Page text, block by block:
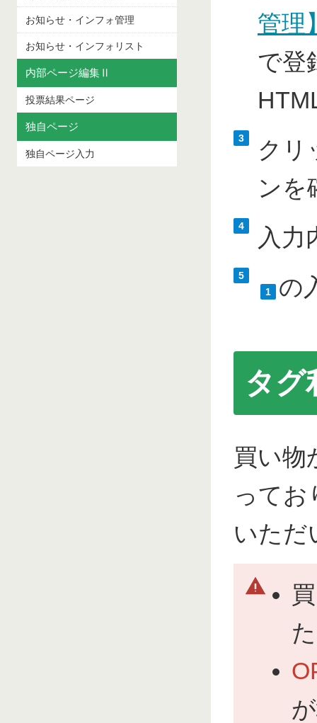
お知らせ・インフォ管理
お知らせ・インフォリスト
内部ページ編集Ⅱ
投票結果ページ
独自ページ
独自ページ入力
管理
で登
3
クリ
ンを
4 入力
5
1
の
タグ
買い物
ってお
いただ